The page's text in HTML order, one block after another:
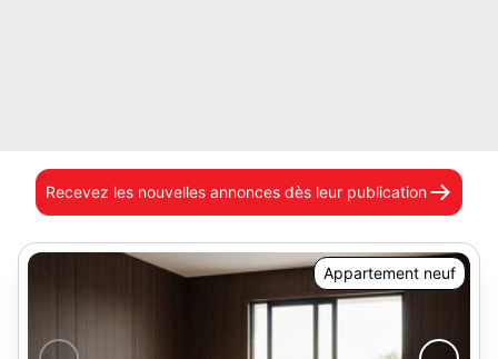
Recevez les nouvelles annonces dès leur publication
Appartement neuf